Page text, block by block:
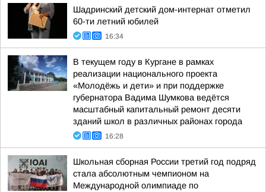
Шадринский детский дом-интернат отметил
60-ти летний юбилей
16:34
В текущем году в Кургане в рамках
реализации национального проекта
«Молодёжь и дети» и при поддержке
губернатора Вадима Шумкова ведётся
масштабный капитальный ремонт десяти
зданий школ в различных районах города
16:28
Школьная сборная России третий год подряд
стала абсолютным чемпионом на
Международной олимпиаде по